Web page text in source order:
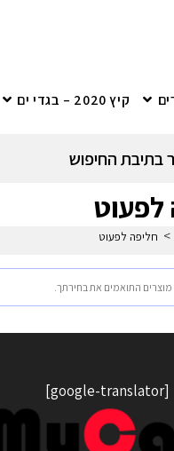
קיץ 2020 – בגדי ים
בתיבת החיפוש
לפעוט
> חליפה לפעוט
התואמים את בחירתך.
[google-translator]